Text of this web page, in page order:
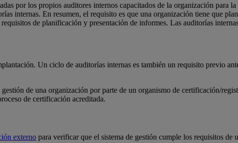
por los propios auditores internos capacitados de la organización para
internas. En resumen, el requisito es que una organización tiene que
de planificación y presentación de informes. Las auditorías
Un ciclo de auditorías internas es también un requisito previo
de una organización por parte de un organismo de certificación/
de certificación acreditada.
externo para verificar que el sistema de gestión cumple los requisitos